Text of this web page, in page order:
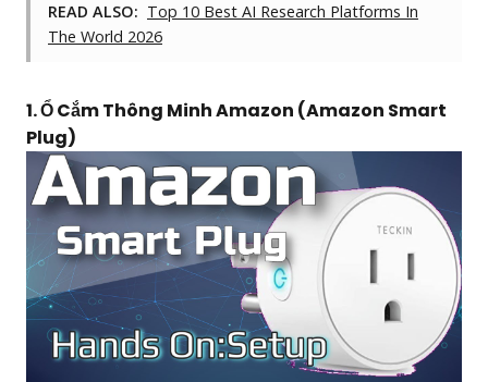
READ ALSO: Top 10 Best AI Research Platforms In
The World 2026
1. Ổ Cắm Thông Minh Amazon (Amazon Smart
Plug)